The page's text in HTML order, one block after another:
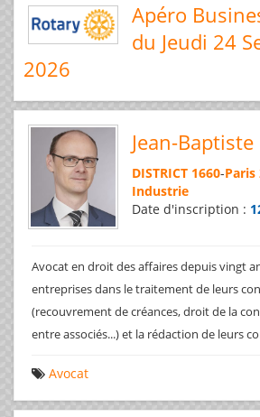
Apéro
du Jeudi 24
2026
Jean-
DISTRICT 1660-Paris
Industrie
Date d'inscription :
Avocat en droit des affaires depuis vingt
entreprises dans le traitement de leurs
(recouvrement de créances, droit de la
entre associés...) et la rédaction de leurs
Avocat